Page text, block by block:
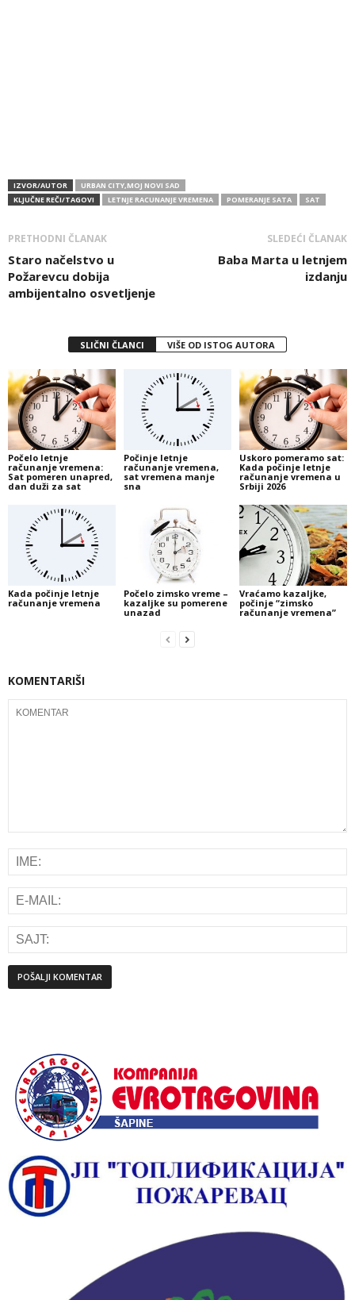
IZVOR/AUTOR
URBAN CITY,MOJ NOVI SAD
KLJUČNE REČI/TAGOVI
LETNJE RACUNANJE VREMENA POMERANJE SATA SAT
PRETHODNI ČLANAK
Staro načelstvo u
Požarevcu dobija
ambijentalno osvetljenje
SLEDEĆI ČLANAK
Baba Marta u letnjem
izdanju
SLIČNI ČLANCI VIŠE OD ISTOG AUTORA
Počelo letnje
računanje vremena:
Sat pomeren unapred,
dan duži za sat
Počinje letnje
računanje vremena,
sat vremena manje
sna
Uskoro pomeramo sat:
Kada počinje letnje
računanje vremena u
Srbiji 2026
Kada počinje letnje
računanje vremena
Počelo zimsko vreme –
kazaljke su pomerene
unazad
Vraćamo kazaljke,
počinje “zimsko
računanje vremena”
KOMENTARIŠI